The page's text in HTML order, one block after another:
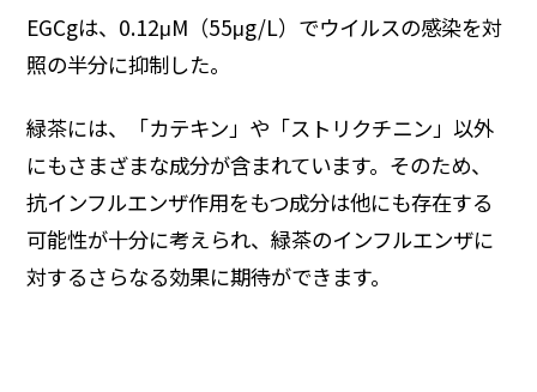
EGCgは、0.12μM（55μg/L）でウイルスの感染を対
照の半分に抑制した。
緑茶には、「カテキン」や「ストリクチニン」以外
にもさまざまな成分が含まれています。そのため、
抗インフルエンザ作用をもつ成分は他にも存在する
可能性が十分に考えられ、緑茶のインフルエンザに
対するさらなる効果に期待ができます。